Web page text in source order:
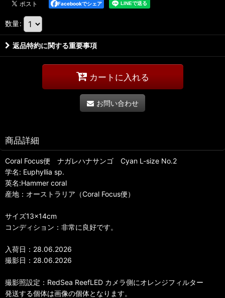
Facebookでシェア
数量:
返品特約に関する重要事項
カートに入れる
お問い合わせ
商品詳細
Coral Focus便 ナガレハナサンゴ Cyan L-size No.2
学名: Euphyllia sp.
英名:Hammer coral
産地：オーストラリア（Coral Focus便）
サイズ13×14cm
コンディション：非常に良好です。
入荷日：28.06.2026
撮影日：28.06.2026
撮影照設定：RedSea ReefLED カメラ側にオレンジフィルター
発送する個体は画像の個体となります。